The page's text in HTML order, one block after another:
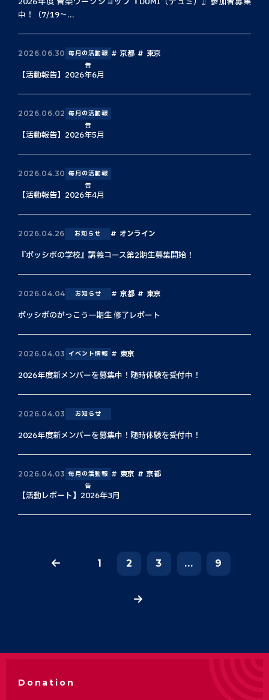
中！（7/19〜...
2026.06.30 毎月の活動報
告
京都 東京
【活動報告】2026年6月
2026.06.02 毎月の活動報
告
【活動報告】2026年5月
2026.04.30 毎月の活動報
告
【活動報告】2026年4月
2026.04.26 お知らせ オンライン
『ポッシボの学校』講義コース第2期生募集開始！
2026.04.04 お知らせ 京都 東京
ポッシボのがっこう一期生 修了レポート
2026.04.03 イベント情報 東京
2026年度新メンバーを募集中！随時体験を受付中！
2026.04.03 お知らせ
2026年度新メンバーを募集中！随時体験を受付中！
2026.04.03 毎月の活動報
告
東京 京都
【活動レポート】2026年3月
1 2 3 ... 9
Donation